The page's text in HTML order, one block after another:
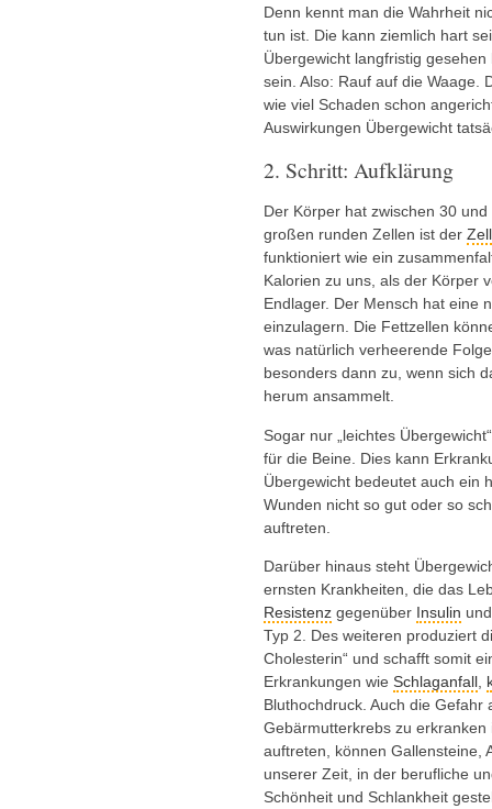
Denn kennt man die Wahrheit
tun ist. Die kann ziemlich hart
Übergewicht langfristig
sein. Also: Rauf auf die Waage.
wie viel Schaden schon
Auswirkungen Übergewicht
2. Schritt: Aufklärung
Der Körper hat zwischen 30
großen runden Zellen ist der
funktioniert wie ein
Kalorien zu uns, als der Körper
Endlager. Der Mensch hat eine
einzulagern. Die Fettzellen
was natürlich verheerende
besonders dann zu, wenn sich
herum ansammelt.
Sogar nur „leichtes
für die Beine. Dies kann
Übergewicht bedeutet auch ein
Wunden nicht so gut oder so
auftreten.
Darüber hinaus steht
ernsten Krankheiten, die das
Resistenz gegenüber Insulin
Typ 2. Des weiteren produziert
Cholesterin“ und schafft somit
Erkrankungen wie Schlaganfall
Bluthochdruck. Auch die
Gebärmutterkrebs zu
auftreten, können Gallensteine,
unserer Zeit, in der berufliche
Schönheit und Schlankheit